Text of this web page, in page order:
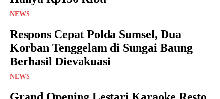
NEWS
Respons Cepat Polda Sumsel, Dua
Korban Tenggelam di Sungai Baung
Berhasil Dievakuasi
NEWS
Grand Opening Lestari Karaoke Resto